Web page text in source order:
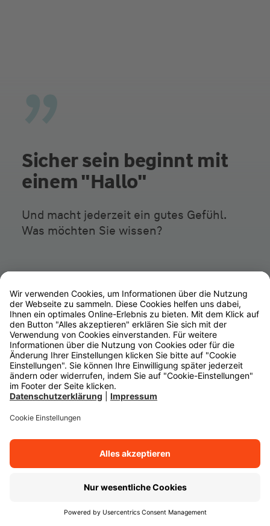
Finden Sie Ihren
Wunsch­berater
Sicher sein beginnt mit
einem "Hallo"
Und macht jederzeit ein gutes Gefühl.
Was möchten Sie wissen?